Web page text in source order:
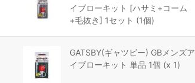
イブローキット [ハサミ+コーム
+毛抜き] 1セット (1個)
GATSBY(ギャツビー) GBメンズア
イブローキット 単品 1個 (x 1)